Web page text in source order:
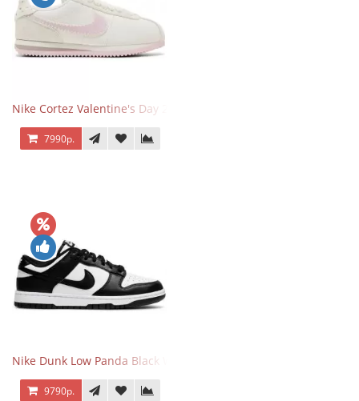
Nike Cortez Valentine's Day 2025
7990р.
Nike Dunk Low Panda Black White
9790р.